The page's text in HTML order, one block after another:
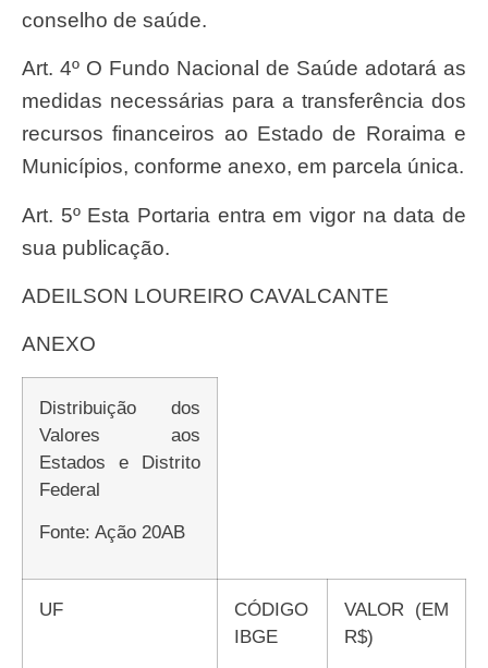
conselho de saúde.
Art. 4º O Fundo Nacional de Saúde adotará as
medidas necessárias para a transferência dos
recursos financeiros ao Estado de Roraima e
Municípios, conforme anexo, em parcela única.
Art. 5º Esta Portaria entra em vigor na data de
sua publicação.
ADEILSON LOUREIRO CAVALCANTE
ANEXO
Distribuição dos
Valores aos
Estados e Distrito
Federal
Fonte: Ação 20AB
UF
CÓDIGO
IBGE
VALOR (EM
R$)